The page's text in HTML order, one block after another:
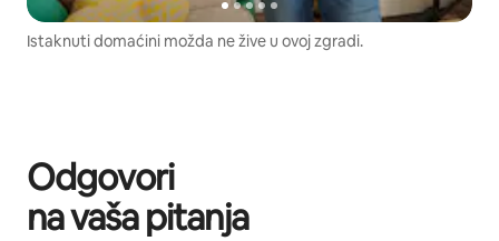
Istaknuti domaćini možda ne žive u ovoj zgradi.
Odgovori
na vaša pitanja